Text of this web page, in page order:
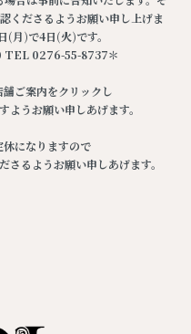
ださるようお願い申し上げま
月)で4日(火)です。
TEL 0276-55-8737＊
ご案内をクリックし
うお願い申しあげます。
になりますので
るようお願い申しあげます。